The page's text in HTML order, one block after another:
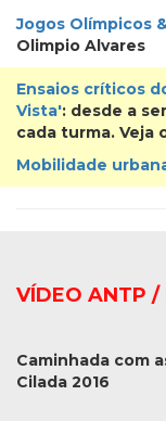
Jogos Olímpicos
Olimpio Alvares
Ensaios críticos
Vista': desde a
cada turma. Veja
Mobilidade
VÍDEO ANTP /
Caminhada com
Cilada 2016